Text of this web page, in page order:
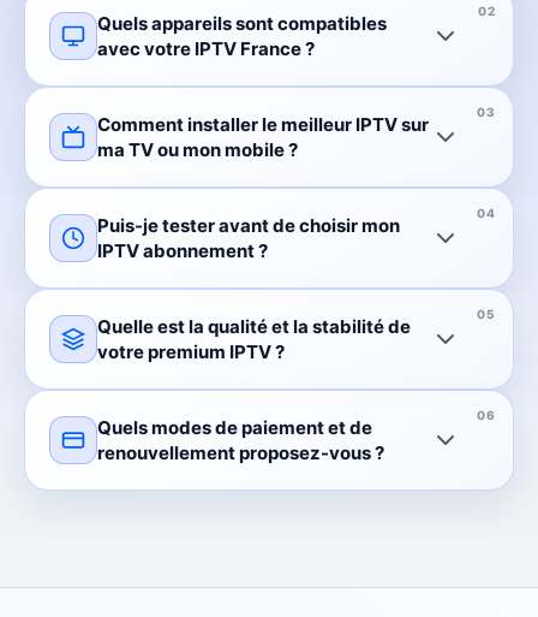
Quels appareils sont compatibles
avec votre IPTV France ?
Comment installer le meilleur IPTV sur
ma TV ou mon mobile ?
Puis-je tester avant de choisir mon
IPTV abonnement ?
Quelle est la qualité et la stabilité de
votre premium IPTV ?
Quels modes de paiement et de
renouvellement proposez-vous ?